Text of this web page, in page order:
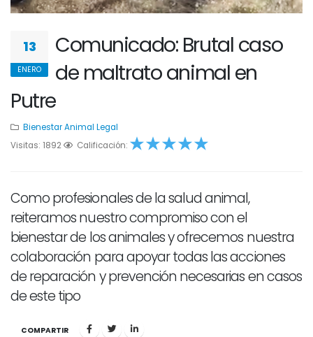
13
ENERO
Comunicado: Brutal caso
de maltrato animal en
Putre
Bienestar Animal Legal
Visitas: 1892
Calificación:
1 2 3 4 5
Como profesionales de la salud animal,
reiteramos nuestro compromiso con el
bienestar de los animales y ofrecemos nuestra
colaboración para apoyar todas las acciones
de reparación y prevención necesarias en casos
de este tipo
COMPARTIR